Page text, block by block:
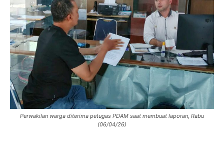
Perwakilan warga diterima petugas PDAM saat membuat laporan, Rabu
(06/04/26)